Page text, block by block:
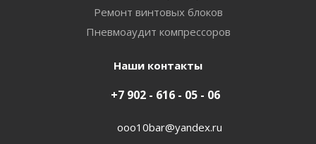
Ремонт винтовых блоков
Пневмоаудит компрессоров
Наши контакты
+7 902 - 616 - 05 - 06
ooo10bar@yandex.ru